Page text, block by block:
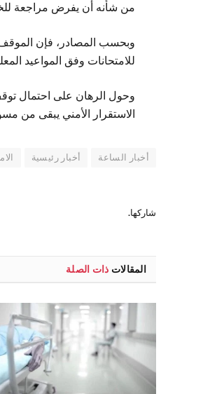
من شأنه أن يفرض مراجعة
وبحسب المصادر، فإن الموقف
للامتحانات وفق المواعيد
وحول الرهان على احتمال
الاستقرار الأمني يبقى من
أخبار الساعة أخبار رئيسية
شاركها.
المقالات ذات الصلة